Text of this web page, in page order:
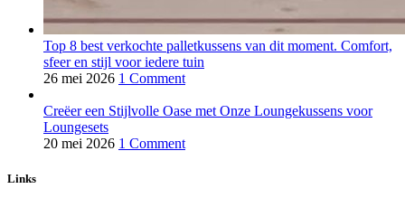
Top 8 best verkochte palletkussens van dit moment. Comfort,
sfeer en stijl voor iedere tuin
26 mei 2026 1 Comment
Creëer een Stijlvolle Oase met Onze Loungekussens voor
Loungesets
20 mei 2026 1 Comment
Links